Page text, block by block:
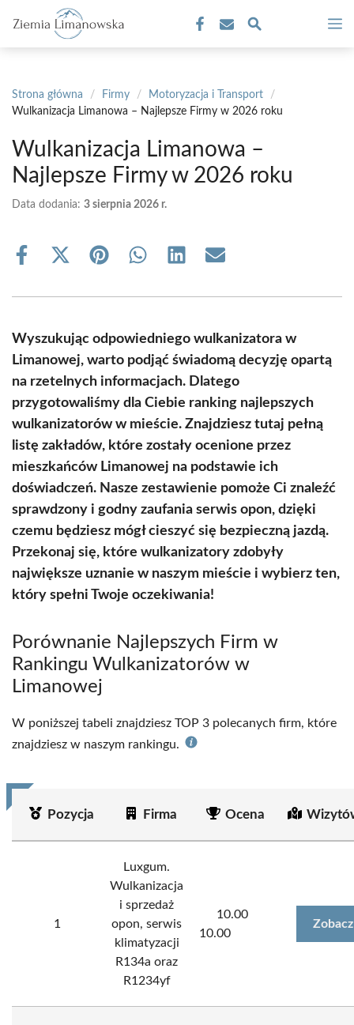
treści
Strona główna / Firmy / Motoryzacja i Transport
/
Wulkanizacja Limanowa – Najlepsze Firmy w 2026 roku
Wulkanizacja Limanowa –
Najlepsze Firmy w 2026 roku
Data dodania: 3 sierpnia 2026 r.
Share
Share
(Twitter)
Share Share Share Share
Wyszukując odpowiedniego wulkanizatora w
Limanowej, warto podjąć świadomą decyzję opartą
na rzetelnych informacjach. Dlatego
przygotowaliśmy dla Ciebie ranking najlepszych
wulkanizatorów w mieście. Znajdziesz tutaj pełną
listę zakładów, które zostały ocenione przez
mieszkańców Limanowej na podstawie ich
doświadczeń. Nasze zestawienie pomoże Ci znaleźć
sprawdzony i godny zaufania serwis opon, dzięki
czemu będziesz mógł cieszyć się bezpieczną jazdą.
Przekonaj się, które wulkanizatory zdobyły
największe uznanie w naszym mieście i wybierz ten,
który spełni Twoje oczekiwania!
Porównanie Najlepszych Firm w
Rankingu Wulkanizatorów w
Limanowej
W poniższej tabeli znajdziesz TOP 3 polecanych firm, które
znajdziesz w naszym rankingu.
Pozycja Firma Ocena
1
Luxgum.
Wulkanizacja
i sprzedaż
opon, serwis
klimatyzacji
R134a oraz
R1234yf
10.00
10.00